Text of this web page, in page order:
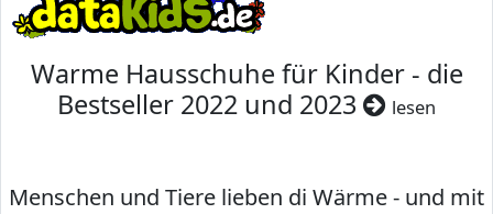
Warme Hausschuhe für Kinder - die
Bestseller 2022 und 2023
lesen
Menschen und Tiere lieben di Wärme - und mit